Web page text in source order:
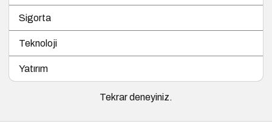
Sigorta
Teknoloji
Yatırım
Tekrar deneyiniz.